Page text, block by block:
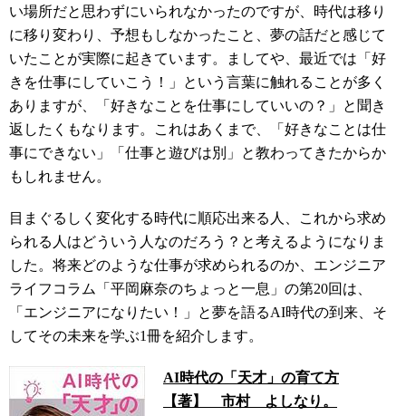
い場所だと思わずにいられなかったのですが、時代は移り
に移り変わり、予想もしなかったこと、夢の話だと感じて
いたことが実際に起きています。ましてや、最近では「好
きを仕事にしていこう！」という言葉に触れることが多く
ありますが、「好きなことを仕事にしていいの？」と聞き
返したくもなります。これはあくまで、「好きなことは仕
事にできない」「仕事と遊びは別」と教わってきたからか
もしれません。
目まぐるしく変化する時代に順応出来る人、これから求め
られる人はどういう人なのだろう？と考えるようになりま
した。将来どのような仕事が求められるのか、エンジニア
ライフコラム「平岡麻奈のちょっと一息」の第20回は、
「エンジニアになりたい！」と夢を語るAI時代の到来、そ
してその未来を学ぶ1冊を紹介します。
AI時代の「天才」の育て方
【著】 市村 よしなり。